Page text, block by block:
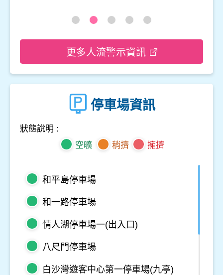
更多人流警示資訊
停車場資訊
狀態說明 :
空曠
稍擠 擁擠
和平島停車場
和一路停車場
情人湖停車場一(出入口)
八尺門停車場
白沙灣遊客中心第一停車場(九亭)